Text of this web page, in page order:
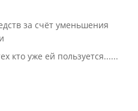
за счёт уменьшения
кто уже ей пользуется......